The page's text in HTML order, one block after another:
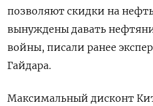
позволяют скидки на
вынуждены давать
войны, писали ранее
Гайдара.
Максимальный дисконт